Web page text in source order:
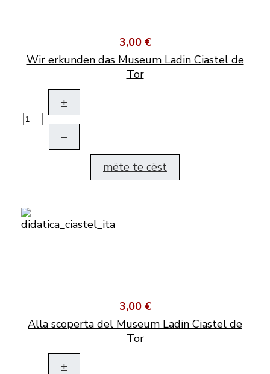
3,00 €
Wir erkunden das Museum Ladin Ciastel de
Tor
+
–
mëte te cëst
3,00 €
Alla scoperta del Museum Ladin Ciastel de
Tor
+